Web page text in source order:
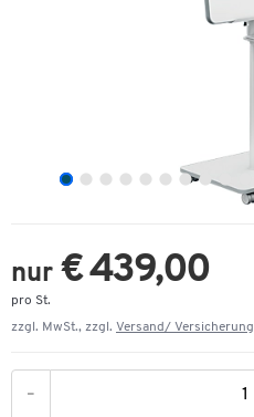
nur € 439,00
pro St.
zzgl. MwSt., zzgl. Versand/ Versicherung
-